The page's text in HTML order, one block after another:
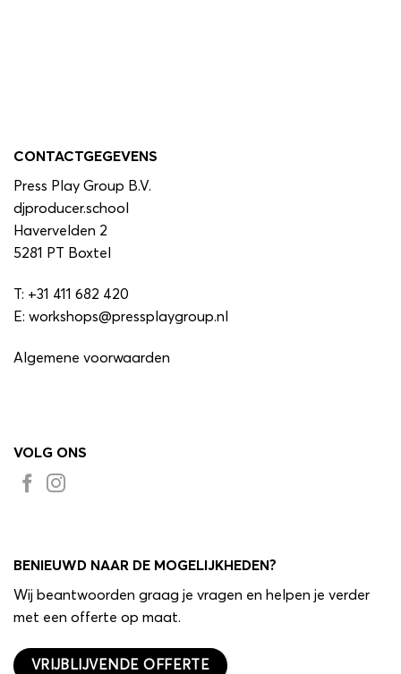
CONTACTGEGEVENS
Press Play Group B.V.
djproducer.school
Havervelden 2
5281 PT Boxtel
T: +31 411 682 420
E: workshops@pressplaygroup.nl
Algemene voorwaarden
VOLG ONS
BENIEUWD NAAR DE MOGELIJKHEDEN?
Wij beantwoorden graag je vragen en helpen je verder
met een offerte op maat.
VRIJBLIJVENDE OFFERTE